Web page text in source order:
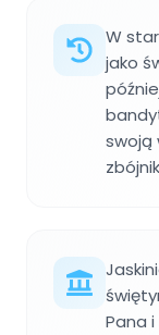
W
jako
swoją
Pana